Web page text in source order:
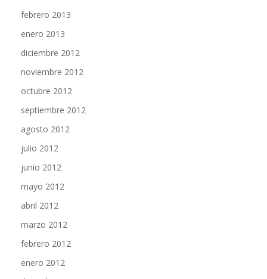
enero 2013
diciembre 2012
noviembre 2012
octubre 2012
septiembre 2012
agosto 2012
julio 2012
junio 2012
mayo 2012
abril 2012
marzo 2012
febrero 2012
enero 2012
diciembre 2011